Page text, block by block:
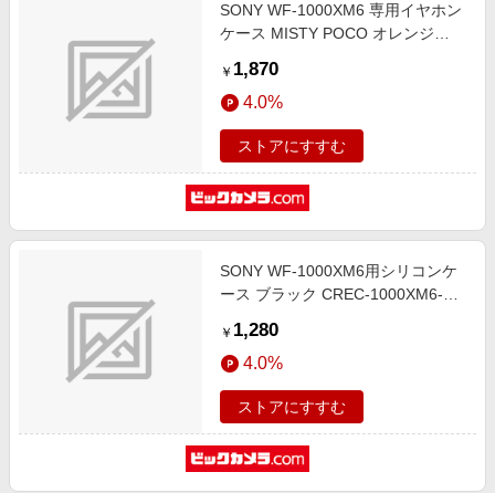
SONY WF-1000XM6 専用イヤホン
ケース MISTY POCO オレンジ
￥ 1,870
4.0%
ストアにすすむ
SONY WF-1000XM6用シリコンケ
ース ブラック CREC-1000XM6-
￥ 1,280
4.0%
ストアにすすむ